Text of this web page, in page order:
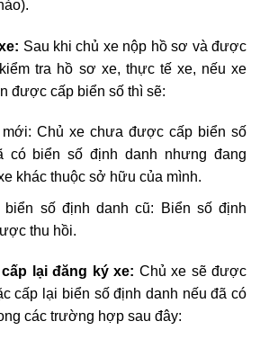
Sau khi chủ xe nộp hồ sơ và được
tra hồ sơ xe, thực tế xe, nếu xe
được cấp biển số thì sẽ:
Chủ xe chưa được cấp biển số
có biển số định danh nhưng đang
khác thuộc sở hữu của mình.
biển số định danh cũ: Biển số định
thu hồi.
lại đăng ký xe: Chủ xe sẽ được
cấp lại biển số định danh nếu đã có
các trường hợp sau đây: